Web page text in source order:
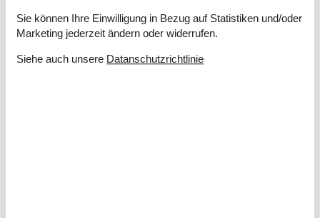
Entfernung
Küste
Sie können Ihre Einwilligung in Bezug auf Statistiken und/oder
Marketing jederzeit ändern oder widerrufen.
Siehe auch unsere Datanschutzrichtlinie